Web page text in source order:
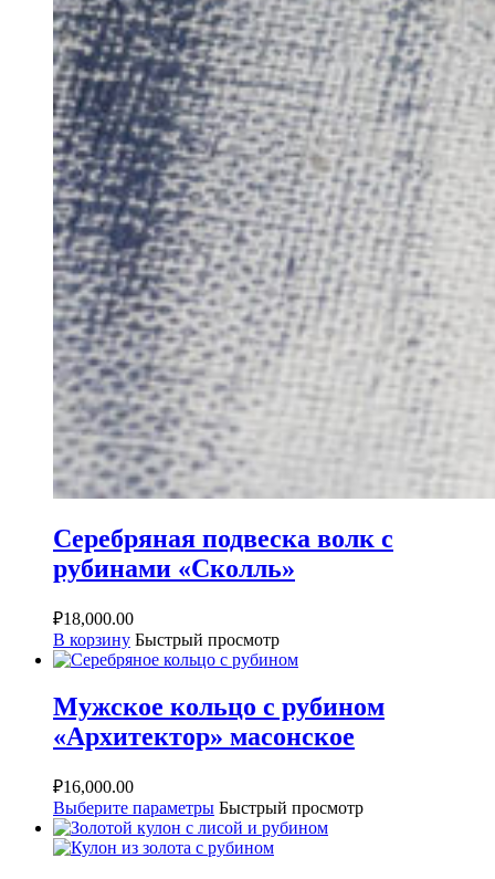
Серебряная подвеска волк с
рубинами «Сколль»
₽18,000.00
В корзину Быстрый просмотр
Мужское кольцо с рубином
«Архитектор» масонское
₽16,000.00
Выберите параметры Быстрый просмотр